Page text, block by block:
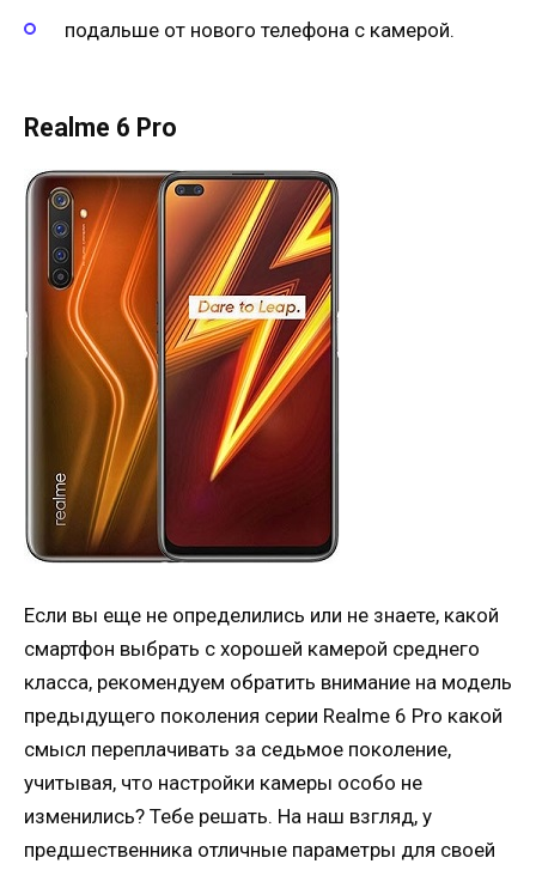
подальше от нового телефона с камерой.
Realme 6 Pro
Если вы еще не определились или не знаете, какой
смартфон выбрать с хорошей камерой среднего
класса, рекомендуем обратить внимание на модель
предыдущего поколения серии Realme 6 Pro какой
смысл переплачивать за седьмое поколение,
учитывая, что настройки камеры особо не
изменились? Тебе решать. На наш взгляд, у
предшественника отличные параметры для своей